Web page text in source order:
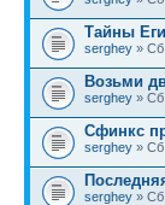
Тайны
serghey » Сб
Возьми
serghey » Сб
Сфинкс
serghey » Сб
serghey » Сб